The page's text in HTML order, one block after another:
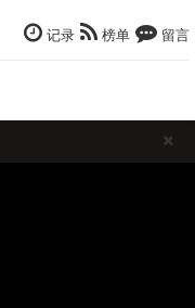
记录 榜单 留言